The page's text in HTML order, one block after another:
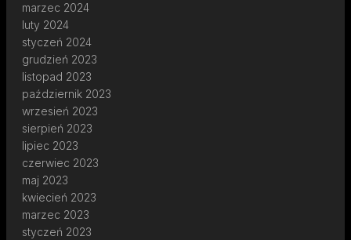
marzec 2024
luty 2024
styczeń 2024
grudzień 2023
listopad 2023
październik 2023
wrzesień 2023
sierpień 2023
lipiec 2023
czerwiec 2023
maj 2023
kwiecień 2023
marzec 2023
styczeń 2023